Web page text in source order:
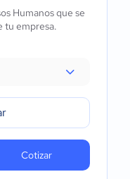
Humanos que se
tu empresa.
Cotizar